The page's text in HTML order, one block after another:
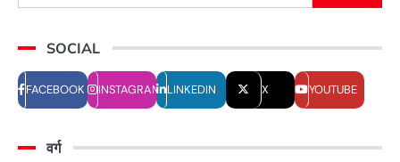
SOCIAL
FACEBOOK INSTAGRAM LINKEDIN X YOUTUBE
वर्ग